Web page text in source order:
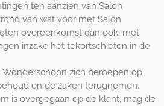
ten aanzien van Salon
van wat voor met Salon
overeenkomst dan ook, met
inzake het tekortschieten in de
Wonderschoon zich beroepen op
en de zaken terugnemen.
is overgegaan op de klant, mag de